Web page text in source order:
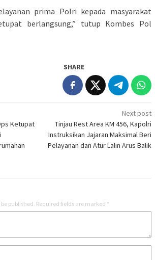
prima Polri kepada masyarakat
berlangsung,” tutup Kombes Pol
SHARE
Ketupat
Next post
Tinjau Rest Area KM 456, Kapolri
Instruksikan Jajaran Maksimal Beri
Pelayanan dan Atur Lalin Arus Balik
published. Required fields are marked *